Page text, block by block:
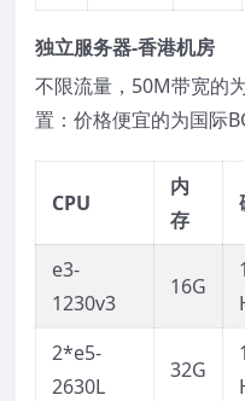
独立服务器-香港机房
不限流量，50M带宽的
置：价格便宜的为国际
CPU
内
存
e3-
1230v3
16G
2*e5-
2630L
32G